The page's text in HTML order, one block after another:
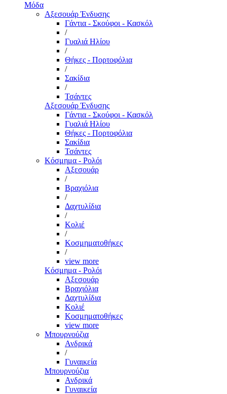
Μόδα
Αξεσουάρ Ένδυσης
Γάντια - Σκούφοι - Κασκόλ
/
Γυαλιά Ηλίου
/
Θήκες - Πορτοφόλια
/
Σακίδια
/
Τσάντες
Αξεσουάρ Ένδυσης
Γάντια - Σκούφοι - Κασκόλ
Γυαλιά Ηλίου
Θήκες - Πορτοφόλια
Σακίδια
Τσάντες
Κόσμημα - Ρολόι
Αξεσουάρ
/
Βραχιόλια
/
Δαχτυλίδια
/
Κολιέ
/
Κοσμηματοθήκες
/
view more
Κόσμημα - Ρολόι
Αξεσουάρ
Βραχιόλια
Δαχτυλίδια
Κολιέ
Κοσμηματοθήκες
view more
Μπουρνούζια
Ανδρικά
/
Γυναικεία
Μπουρνούζια
Ανδρικά
Γυναικεία